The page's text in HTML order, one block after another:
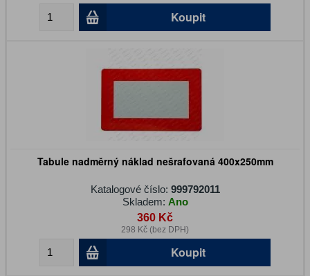
Koupit
Tabule nadměrný náklad nešrafovaná 400x250mm
Katalogové číslo: 999792011
Skladem: Ano
360 Kč
298 Kč (bez DPH)
Koupit